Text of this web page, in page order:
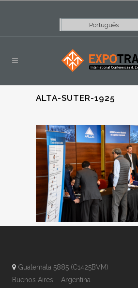
Português
ALTA-SUTER-1925
Guatemala 5885 (C1425BVM)
Buenos Aires – Argentina